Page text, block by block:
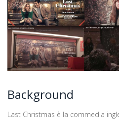
Background
Last Christmas è la commedia